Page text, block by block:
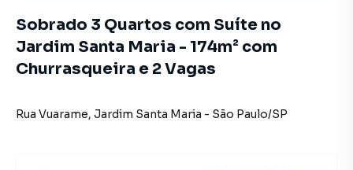
Sobrado 3 Quartos com Suíte no
Jardim Santa Maria - 174m² com
Churrasqueira e 2 Vagas
Rua Vuarame, Jardim Santa Maria - São Paulo/SP